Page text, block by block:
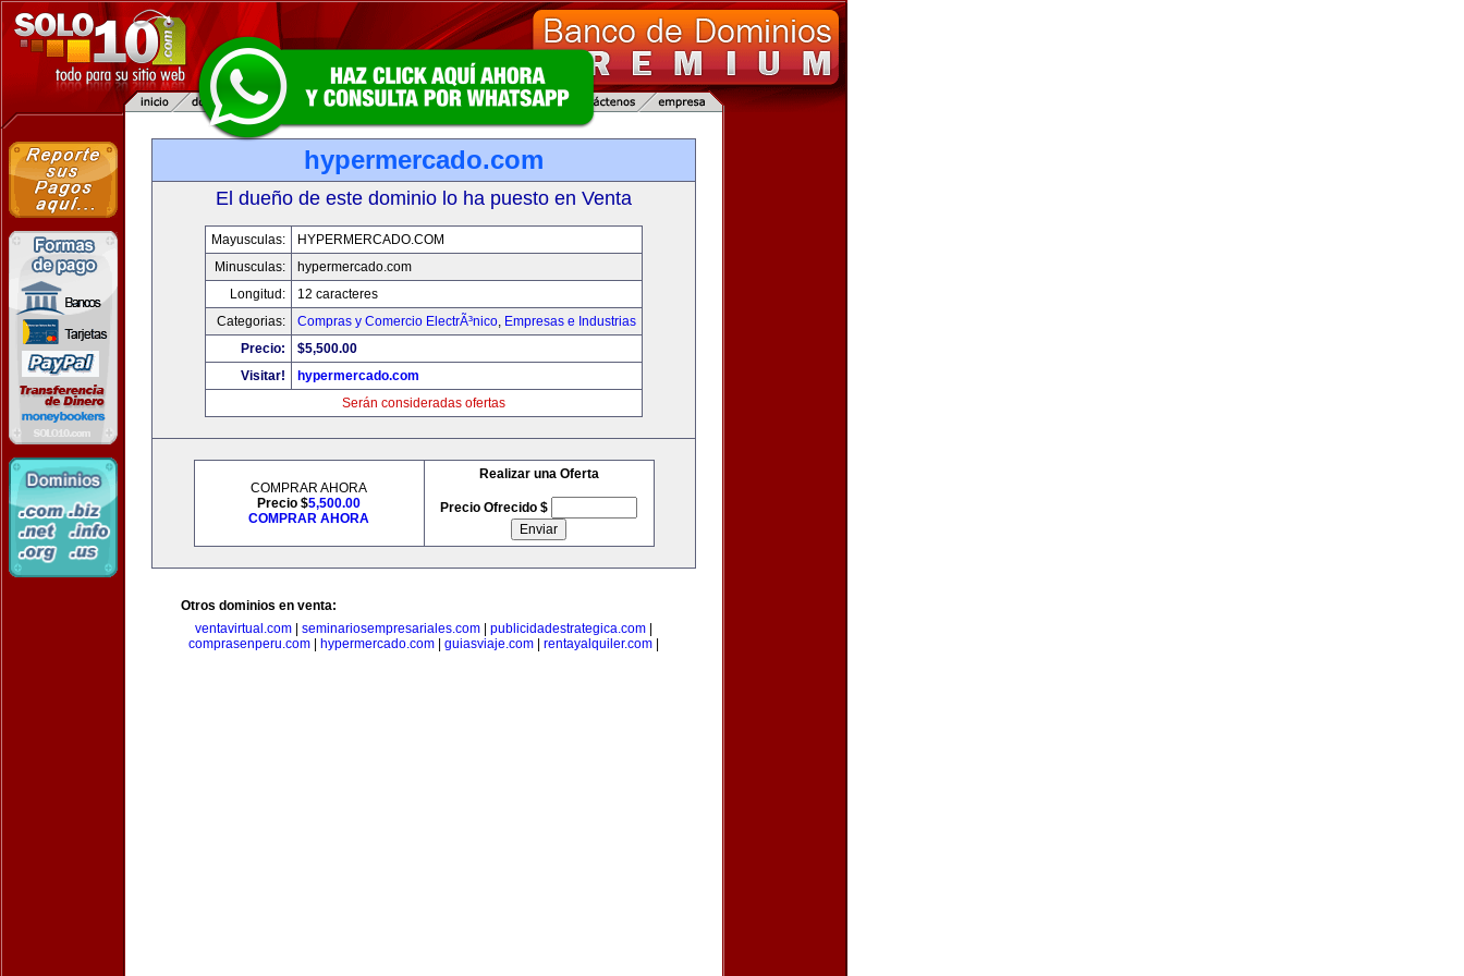
hypermercado.com
El dueño de este dominio lo ha puesto en Venta
Mayusculas:
HYPERMERCADO.COM
Minusculas:
hypermercado.com
Longitud:
12 caracteres
Categorias:
Compras y Comercio ElectrÃ³nico, Empresas e Industrias
Precio:
$5,500.00
Visitar!
hypermercado.com
Serán consideradas ofertas
COMPRAR AHORA
Precio $5,500.00
COMPRAR AHORA
Realizar una Oferta
Precio Ofrecido $
Otros dominios en venta:
ventavirtual.com
seminariosempresariales.com publicidadestrategica.com
comprasenperu.com
hypermercado.com guiasviaje.com rentayalquiler.com